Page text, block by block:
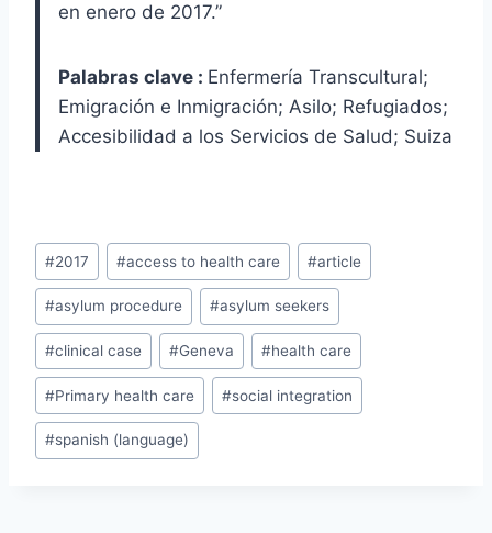
en enero de 2017.”
Palabras clave : Enfermería Transcultural;
Emigración e Inmigración; Asilo; Refugiados;
Accesibilidad a los Servicios de Salud; Suiza
Post
Tags:
#2017 #access to health care #article
#asylum procedure #asylum seekers
#clinical case #Geneva #health care
#Primary health care #social integration
#spanish (language)